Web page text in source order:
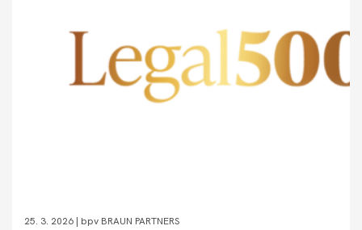
25. 3. 2026 | bpv BRAUN PARTNERS